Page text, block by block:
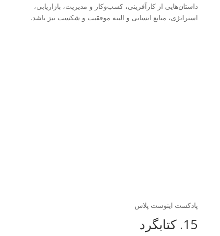
داستان‌هایی از کارآفرینی، کسب‌وکار و مدیریت، بازاریابی،
استراتژی، منابع انسانی و البته موفقیت و شکست نیز باشد.
پادکست اینوست پلاس
15. کتابگرد